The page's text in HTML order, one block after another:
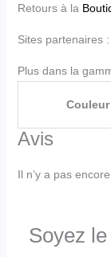
Retours à la
Sites partenaires :
Plus dans la
Couleur
Avis
Il n’y a pas encore
Soyez